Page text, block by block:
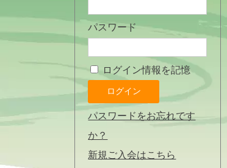
パスワード
ログイン情報を記憶
パスワードをお忘れです
か？
新規ご入会はこちら